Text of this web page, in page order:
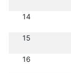
14
15
16